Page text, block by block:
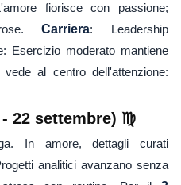
fiorisce con passione;
Carriera: Leadership
Esercizio moderato mantiene
vede al centro dell'attenzione:
22 settembre) ♍
In amore, dettagli curati
analitici avanzano senza